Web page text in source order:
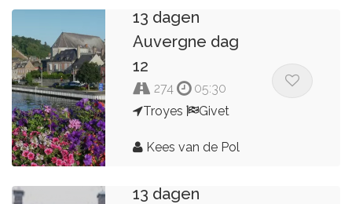
13 dagen
Auvergne dag
12
274
05:30
Troyes
Givet
Kees van de Pol
13 dagen